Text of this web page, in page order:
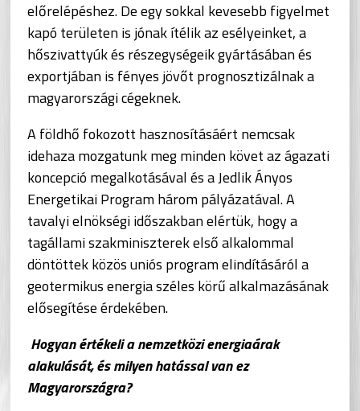
előrelépéshez. De egy sokkal kevesebb figyelmet
kapó területen is jónak ítélik az esélyeinket, a
hőszivattyúk és részegységeik gyártásában és
exportjában is fényes jövőt prognosztizálnak a
magyarországi cégeknek.
A földhő fokozott hasznosításáért nemcsak
idehaza mozgatunk meg minden követ az ágazati
koncepció megalkotásával és a Jedlik Ányos
Energetikai Program három pályázatával. A
tavalyi elnökségi időszakban elértük, hogy a
tagállami szakminiszterek első alkalommal
döntöttek közös uniós program elindításáról a
geotermikus energia széles körű alkalmazásának
elősegítése érdekében.
Hogyan értékeli a nemzetközi energiaárak
alakulását, és milyen hatással van ez
Magyarországra?